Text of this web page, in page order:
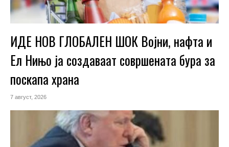
ИДЕ НОВ ГЛОБАЛЕН ШОК Војни, нафта и
Ел Нињо ја создаваат совршената бура за
поскапа храна
7 август, 2026